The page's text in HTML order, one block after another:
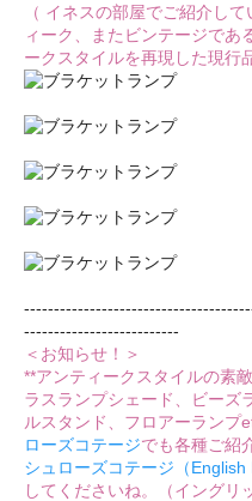
（ イネスの部屋でご紹介し
ィーク、またビンテージであ
ークスタイルを再現した現行
--------------------------
＜お知らせ！＞
**アンティークスタイルの素
ラスランプシェード、ビーズ
ルスタンド、フロアーランプ
ローズコテージでも各種ご紹
シュローズコテージ（English
してくださいね。（イングリ